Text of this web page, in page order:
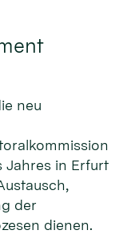
neu
Jahres in Erfurt
der
dienen.